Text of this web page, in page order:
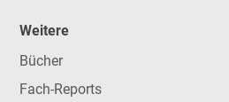
Weitere
Bücher
Fach-Reports